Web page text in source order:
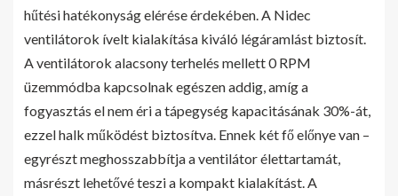
hűtési hatékonyság elérése érdekében. A Nidec
ventilátorok ívelt kialakítása kiváló légáramlást biztosít.
A ventilátorok alacsony terhelés mellett 0 RPM
üzemmódba kapcsolnak egészen addig, amíg a
fogyasztás el nem éri a tápegység kapacitásának 30%-át,
ezzel halk működést biztosítva. Ennek két fő előnye van –
egyrészt meghosszabbítja a ventilátor élettartamát,
másrészt lehetővé teszi a kompakt kialakítást. A